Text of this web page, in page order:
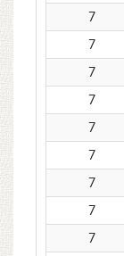
7
7
7
7
7
7
7
7
7